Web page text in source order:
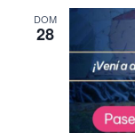
DOM
28